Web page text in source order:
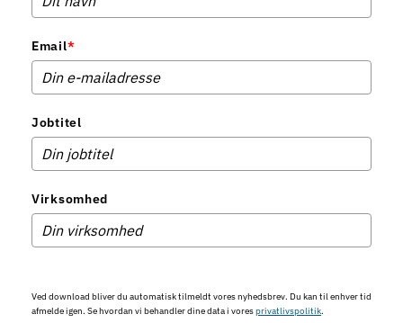
Email*
Jobtitel
Virksomhed
Ved download bliver du automatisk tilmeldt vores nyhedsbrev. Du kan til enhver tid
afmelde igen. Se hvordan vi behandler dine data i voresprivatlivspolitik.